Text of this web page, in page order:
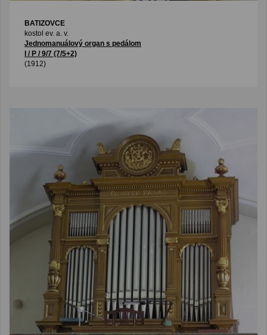
BATIZOVCE
kostol ev. a. v.
Jednomanuálový organ s pedálom
I / P / 9/7 (7/5+2)
(1912)